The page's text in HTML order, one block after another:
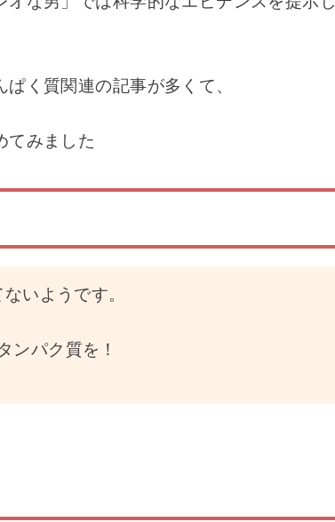
く質関連の記事が多くて、
てみました
いようです。
ンパク質を！